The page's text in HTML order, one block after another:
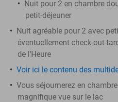
Nuit pour 2 en chambre
petit-déjeuner
Nuit agréable pour 2 avec
éventuellement check-out
de l'Heure
Voir ici le contenu des
Vous séjournerez en
magnifique vue sur le lac